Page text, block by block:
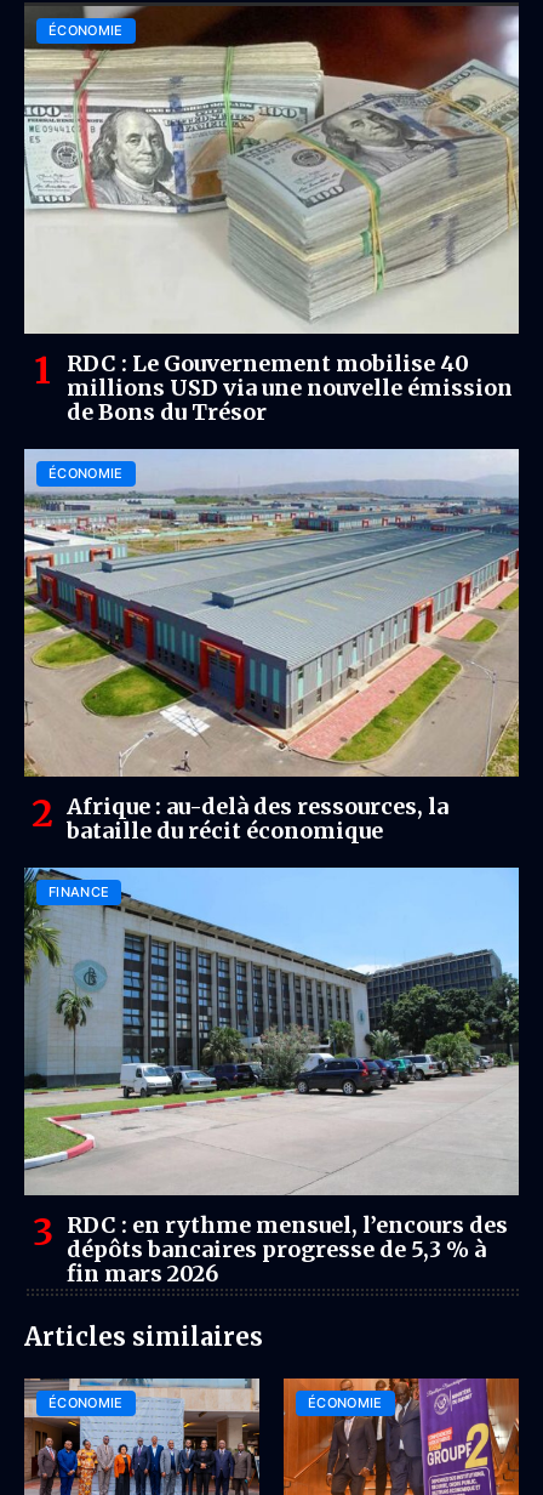
ÉCONOMIE
RDC : Le Gouvernement mobilise 40
millions USD via une nouvelle émission
de Bons du Trésor
ÉCONOMIE
Afrique : au-delà des ressources, la
bataille du récit économique
FINANCE
RDC : en rythme mensuel, l’encours des
dépôts bancaires progresse de 5,3 % à
fin mars 2026
Articles similaires
ÉCONOMIE ÉCONOMIE